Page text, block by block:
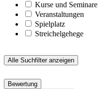
Kurse und Seminare
Veranstaltungen
Spielplatz
Streichelgehege
Alle Suchfilter anzeigen
Bewertung